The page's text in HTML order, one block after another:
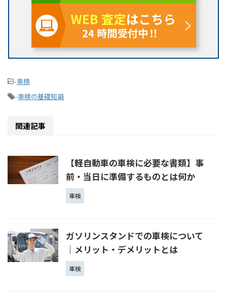
-車検
-車検の基礎知識
関連記事
【軽自動車の車検に必要な書類】事
前・当日に準備するものとは何か
車検
ガソリンスタンドでの車検について
｜メリット・デメリットとは
車検